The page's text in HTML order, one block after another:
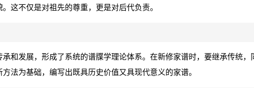
这不仅是对祖先的尊重，更是对后代负责。
和发展，形成了系统的谱牒学理论体系。在新修家谱时，要继承传统，
法为基础，编写出既具历史价值又具现代意义的家谱。